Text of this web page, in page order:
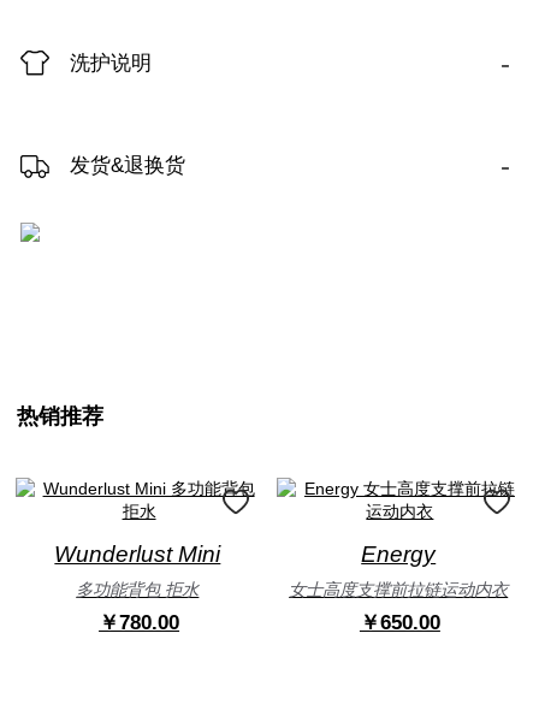
洗护说明 -
发货&退换货 -
热销推荐
Wunderlust Mini
多功能背包 拒水
￥780.00
Energy
女士高度支撑前拉链运动内衣
￥650.00